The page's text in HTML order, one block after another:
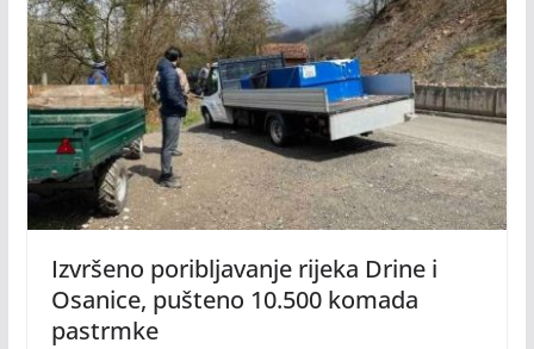
Izvršeno poribljavanje rijeka Drine i
Osanice, pušteno 10.500 komada
pastrmke